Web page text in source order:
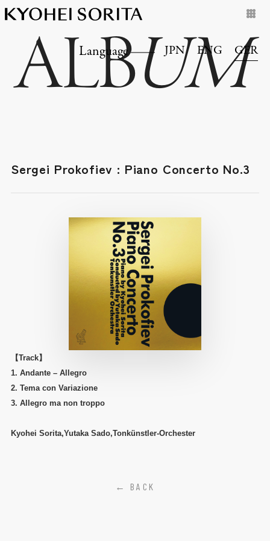
Language JPN ENG GER
ALBUM
Sergei Prokofiev : Piano Concerto No.3
【Track】
1. Andante – Allegro
2. Tema con Variazione
3. Allegro ma non troppo
Kyohei Sorita,Yutaka Sado,Tonkünstler-Orchester
← BACK